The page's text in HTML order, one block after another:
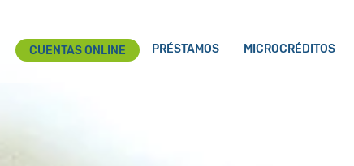
CUENTAS ONLINE PRÉSTAMOS MICROCRÉDITOS